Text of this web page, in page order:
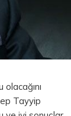
Tayyip